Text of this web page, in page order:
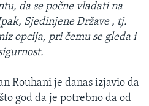
da se počne vladati na
Sjedinjene Države , tj.
opcija, pri čemu se gleda i
Rouhani je danas izjavio da
god da je potrebno da od